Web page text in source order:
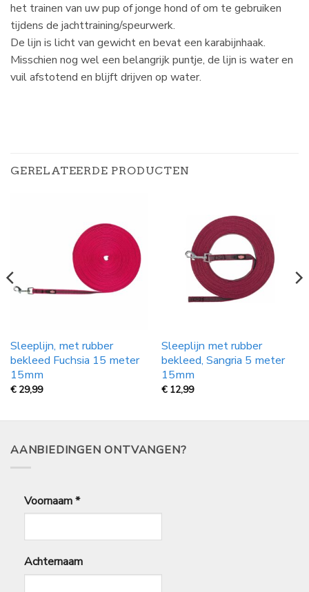
het trainen van uw pup of jonge hond of om te gebruiken
tijdens de jachttraining/speurwerk.
De lijn is licht van gewicht en bevat een karabijnhaak.
Misschien nog wel een belangrijk puntje, de lijn is water en
vuil afstotend en blijft drijven op water.
GERELATEERDE PRODUCTEN
Sleeplijn, met rubber
bekleed Fuchsia 15 meter
15mm
€ 29,99
Sleeplijn met rubber
bekleed, Sangria 5 meter
15mm
€ 12,99
AANBIEDINGEN ONTVANGEN?
Voornaam*
Achternaam